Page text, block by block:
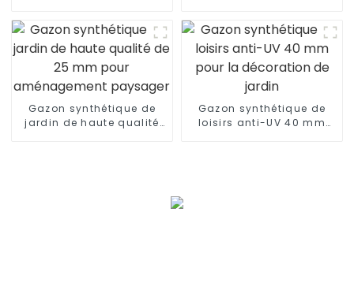
paysager
Gazon synthétique de
jardin de haute qualité
Gazon synthétique de
loisirs anti-UV 40 mm